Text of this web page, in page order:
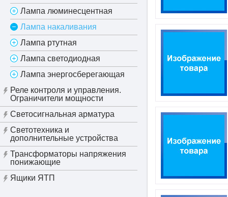
Лампа люминесцентная
Лампа накаливания
Лампа ртутная
Лампа светодиодная
Лампа энергосберегающая
Реле контроля и управления.
Ограничители мощности
Светосигнальная арматура
Светотехника и
дополнительные устройства
Трансформаторы напряжения
понижающие
Ящики ЯТП